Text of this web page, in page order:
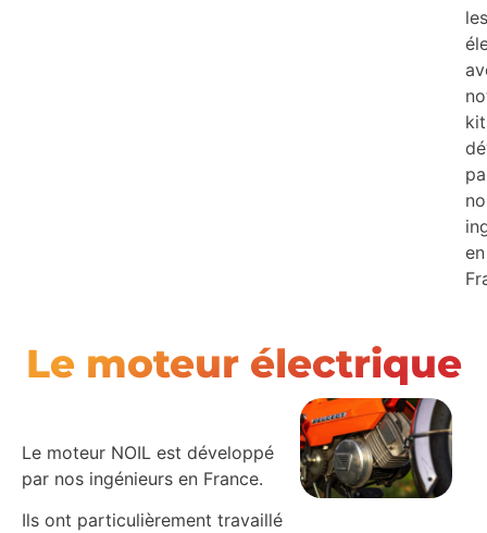
les
kit
en
Le moteur électrique
Le moteur NOIL est développé
par nos ingénieurs en France.
Ils ont particulièrement travaillé